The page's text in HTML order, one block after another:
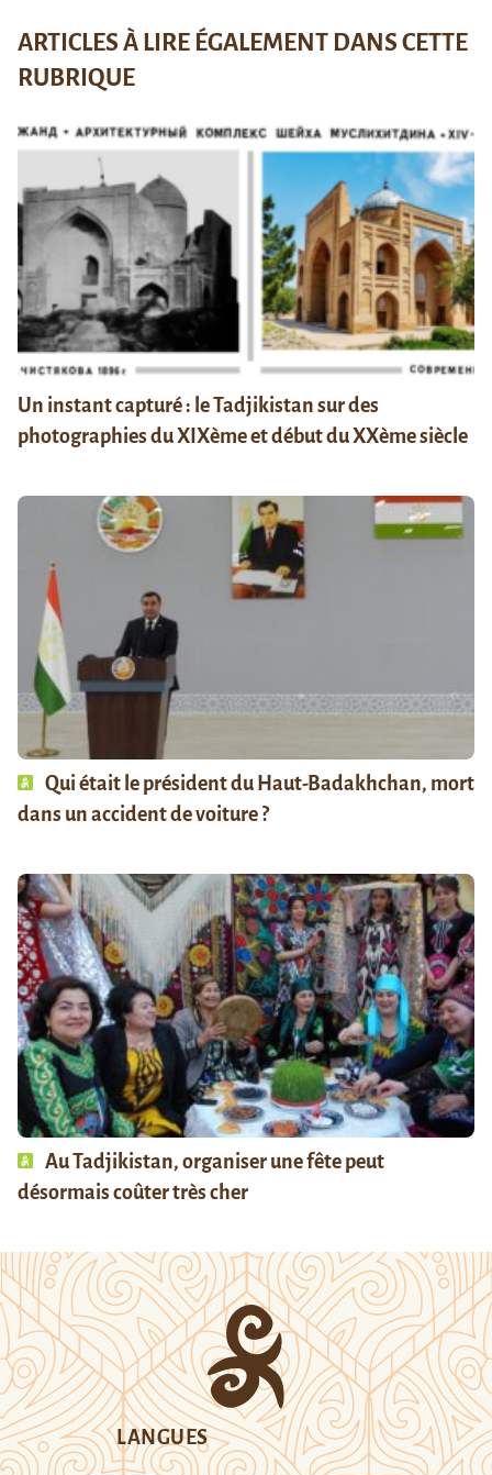
ARTICLES À LIRE ÉGALEMENT DANS CETTE
RUBRIQUE
Un instant capturé : le Tadjikistan sur des
photographies du XIXème et début du XXème siècle
Qui était le président du Haut-Badakhchan, mort
dans un accident de voiture ?
Au Tadjikistan, organiser une fête peut
désormais coûter très cher
LANGUES